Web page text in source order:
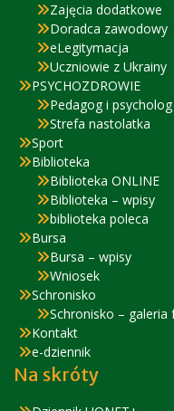
Zajęcia dodatkowe
Doradca zawodowy
eLegitymacja
Uczniowie z Ukrainy
PSYCHOZDROWIE
Pedagog i
Strefa nastolatka
Sport
Biblioteka
Biblioteka ONLINE
Biblioteka – wpisy
biblioteka poleca
Bursa
Bursa – wpisy
Wniosek
Schronisko
Schronisko –
Kontakt
e-dziennik
Na skróty